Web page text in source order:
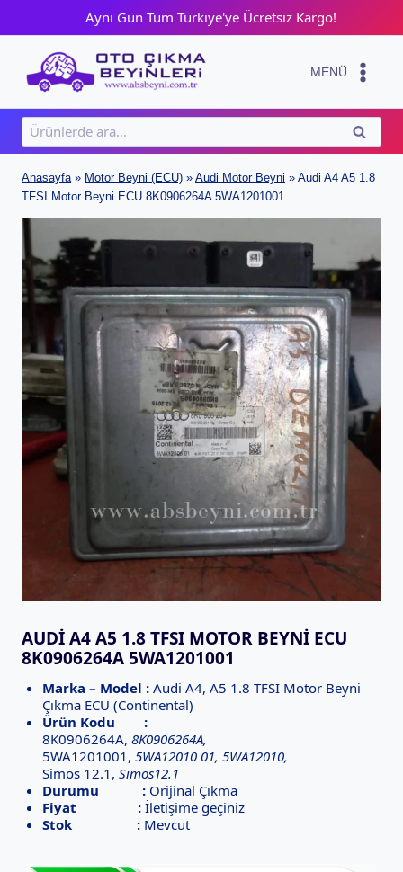
content
Aynı Gün Tüm Türkiye'ye Ücretsiz Kargo!
MENÜ
Ara:
ARA
Anasayfa» Motor Beyni (ECU) » Audi Motor Beyni » Audi A4 A5 1.8
TFSI Motor Beyni ECU 8K0906264A 5WA1201001
AUDI A4 A5 1.8 TFSI MOTOR BEYNI ECU
8K0906264A 5WA1201001
Marka – Model :Audi A4, A5 1.8 TFSI Motor Beyni
Çıkma ECU (Continental)
Ürün Kodu :
8K0906264A, 8K0906264A,
5WA1201001, 5WA12010 01, 5WA12010,
Simos 12.1, Simos12.1
Durumu :Orijinal Çıkma
Fiyat :İletişime geçiniz
Stok :Mevcut